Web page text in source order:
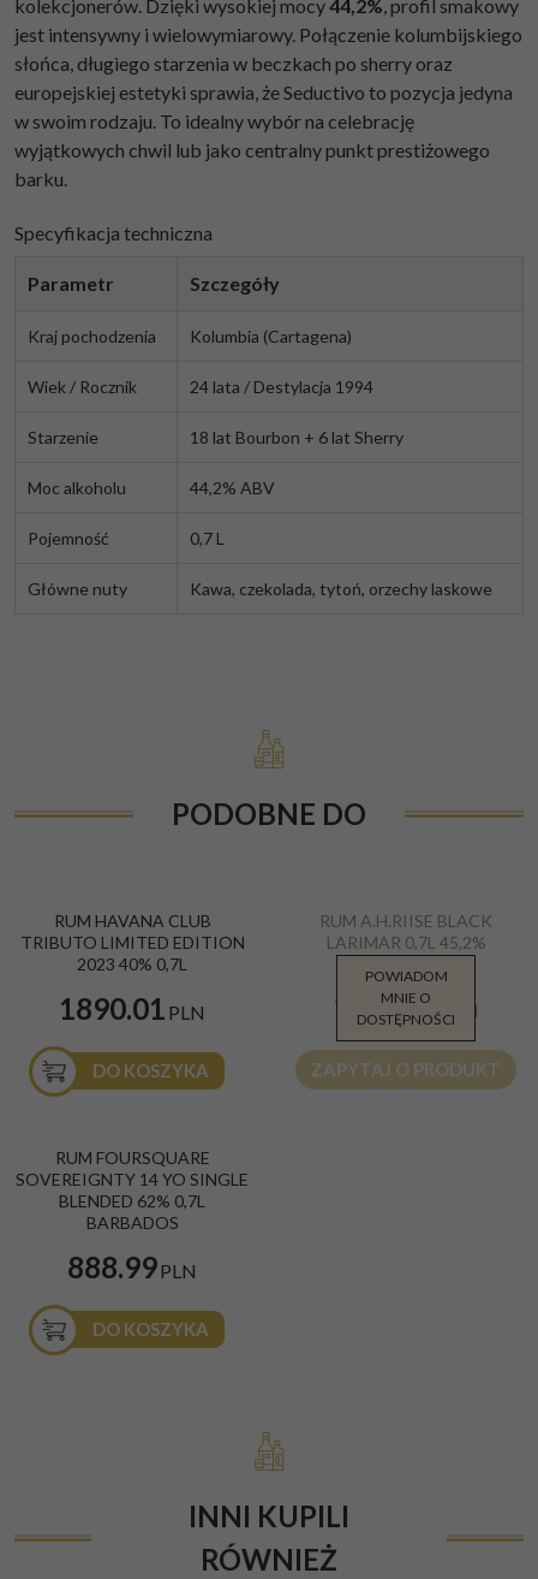
kolekcjonerów. Dzięki wysokiej mocy44,2%, profil smakowy
jest intensywny i wielowymiarowy. Połączenie kolumbijskiego
słońca, długiego starzenia w beczkach po sherry oraz
europejskiej estetyki sprawia, że Seductivo to pozycja jedyna
w swoim rodzaju. To idealny wybór na celebrację
wyjątkowych chwil lub jako centralny punkt prestiżowego
barku.
Specyfikacja techniczna
Parametr Szczegóły
Kraj pochodzenia Kolumbia (Cartagena)
Wiek / Rocznik 24 lata / Destylacja 1994
Starzenie 18 lat Bourbon + 6 lat Sherry
Moc alkoholu 44,2% ABV
Pojemność 0,7 L
Główne nuty Kawa, czekolada, tytoń, orzechy laskowe
PODOBNE DO
RUM HAVANA CLUB
TRIBUTO LIMITED EDITION
2023 40% 0,7L
1890.01 PLN
DO KOSZYKA
RUM A.H.RIISE BLACK
LARIMAR 0,7L 45,2%
1180.00 PLN
ZAPYTAJ O PRODUKT
POWIADOM
MNIE O
DOSTĘPNOŚCI
RUM FOURSQUARE
SOVEREIGNTY 14 YO SINGLE
BLENDED 62% 0,7L
BARBADOS
888.99PLN
DO KOSZYKA
INNI KUPILI
RÓWNIEŻ